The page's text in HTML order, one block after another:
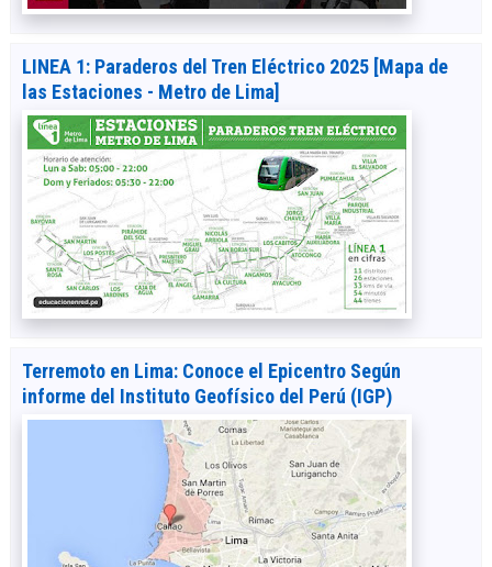
LINEA 1: Paraderos del Tren Eléctrico 2025 [Mapa de
las Estaciones - Metro de Lima]
Terremoto en Lima: Conoce el Epicentro Según
informe del Instituto Geofísico del Perú (IGP)